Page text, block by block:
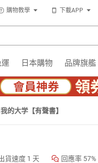
購物教學 下載APP
日本購物 品牌旗艦
我的大学【有聲書】
貨速度 1 天 回應率 57%